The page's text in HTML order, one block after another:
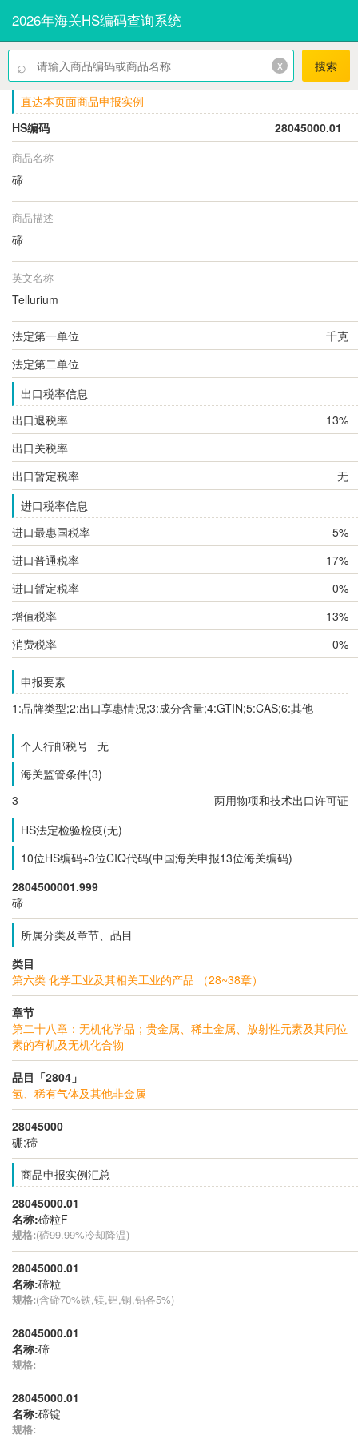
2026年海关HS编码查询系统
⌕ x 搜索
直达本页面商品申报实例
HS编码
28045000.01
商品名称
碲
商品描述
碲
英文名称
Tellurium
法定第一单位
千克
法定第二单位
出口税率信息
出口退税率
13%
出口关税率
出口暂定税率
无
进口税率信息
进口最惠国税率
5%
进口普通税率
17%
进口暂定税率
0%
增值税率
13%
消费税率
0%
申报要素
1:品牌类型;2:出口享惠情况;3:成分含量;4:GTIN;5:CAS;6:其他
个人行邮税号 无
海关监管条件(3)
3
两用物项和技术出口许可证
HS法定检验检疫(无)
10位HS编码+3位CIQ代码(中国海关申报13位海关编码)
2804500001.999
碲
所属分类及章节、品目
类目
第六类 化学工业及其相关工业的产品 （28~38章）
章节
第二十八章：无机化学品；贵金属、稀土金属、放射性元素及其同位
素的有机及无机化合物
品目「2804」
氢、稀有气体及其他非金属
28045000
硼;碲
商品申报实例汇总
28045000.01
名称:碲粒F
规格:(碲99.99%冷却降温)
28045000.01
名称:碲粒
规格:(含碲70%铁,镁,铝,铜,铅各5%)
28045000.01
名称:碲
规格:
28045000.01
名称:碲锭
规格: